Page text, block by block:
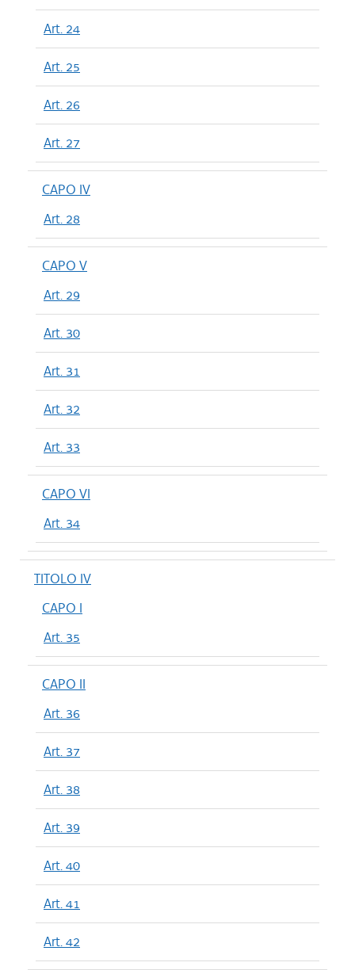
Art. 24
Art. 25
Art. 26
Art. 27
CAPO IV
Art. 28
CAPO V
Art. 29
Art. 30
Art. 31
Art. 32
Art. 33
CAPO VI
Art. 34
TITOLO IV
CAPO I
Art. 35
CAPO II
Art. 36
Art. 37
Art. 38
Art. 39
Art. 40
Art. 41
Art. 42